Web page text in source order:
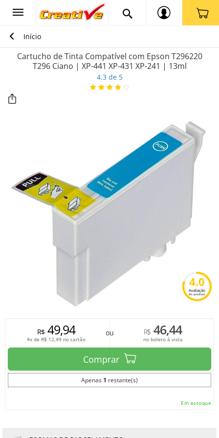
Início
Cartucho de Tinta Compatível com Epson T296220
T296 Ciano | XP-441 XP-431 XP-241 | 13ml
4.3 de 5
4.0
Avaliação
do produto
R$49,94
4x de R$ 12,49 no cartão
ou R$46,44
no boleto à vista
Comprar
Apenas 1 restante(s)
Em estoque